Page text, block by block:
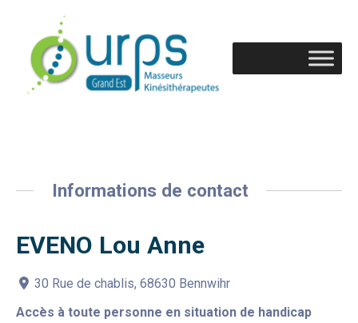
Informations de contact
EVENO Lou Anne
30 Rue de chablis, 68630 Bennwihr
Accès à toute personne en situation de handicap